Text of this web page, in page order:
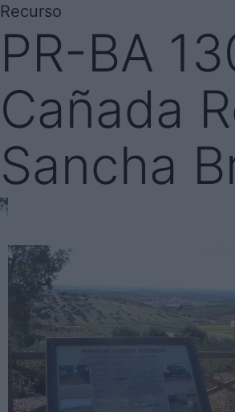
Recurso
PR-BA
Cañada
Sancha